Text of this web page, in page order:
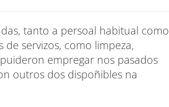
tanto a persoal habitual como
servizos, como limpeza,
empregar nos pasados
outros dos dispoñibles na